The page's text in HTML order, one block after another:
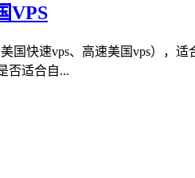
VPS
国快速vps、高速美国vps），
否适合自...